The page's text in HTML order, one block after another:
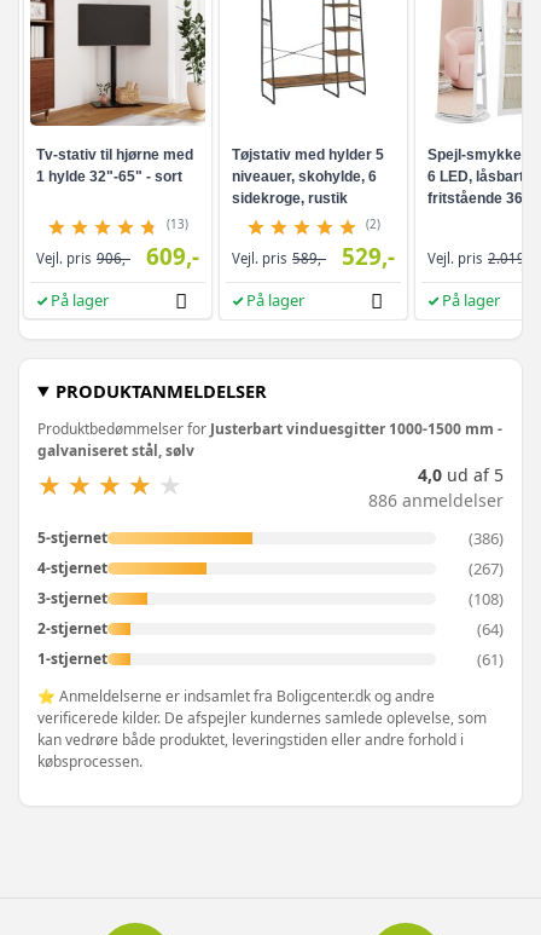
PRODUKTANMELDELSER
Produktbedømmelser for Justerbart vinduesgitter 1000-1500 mm -
galvaniseret stål, sølv
★
★ ★
★ ★
★ ★
★ ★
★ 4,0 ud af 5
886 anmeldelser
5-stjernet (386)
4-stjernet (267)
3-stjernet (108)
2-stjernet (64)
1-stjernet (61)
⭐ Anmeldelserne er indsamlet fra Boligcenter.dk og andre
verificerede kilder. De afspejler kundernes samlede oplevelse, som
kan vedrøre både produktet, leveringstiden eller andre forhold i
købsprocessen.
Tv-stativ til hjørne med
1 hylde 32"-65" - sort
(13)
Vejl. pris 906,- 609,-
På lager
Tøjstativ med hylder 5
niveauer, skohylde, 6
sidekroge, rustik
brun/sort
(2)
Vejl. pris 589,- 529,-
På lager
Spejl-
6 LED, låsbart -
fritstående 360°
helkropsspejl, 3
hvid/greige
Vejl. pris 2.019,-
På lager